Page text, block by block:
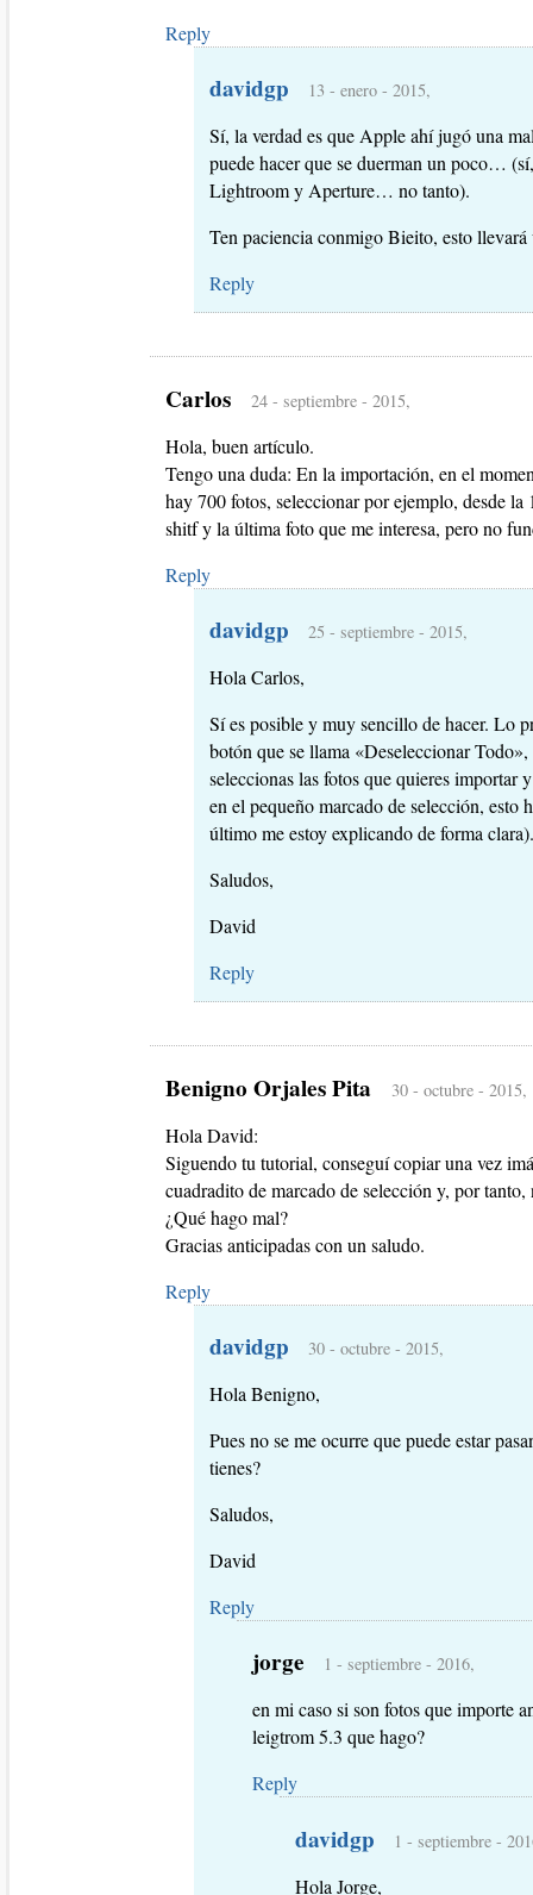
Reply
davidgp 13 - enero - 2015,
Sí, la verdad es que Apple ahí jugó una
puede hacer que se duerman un poco…
Lightroom y Aperture… no tanto).
Ten paciencia conmigo Bieito, esto
Reply
Carlos 24 - septiembre - 2015,
Hola, buen artículo.
Tengo una duda: En la importación, en el
hay 700 fotos, seleccionar por ejemplo, desde
shitf y la última foto que me interesa, pero no
Reply
davidgp 25 - septiembre - 2015,
Hola Carlos,
Sí es posible y muy sencillo de hacer. Lo
botón que se llama «Deseleccionar
seleccionas las fotos que quieres importar
en el pequeño marcado de selección, esto
último me estoy explicando de forma clara).
Saludos,
David
Reply
Benigno Orjales Pita 30 - octubre - 2015,
Hola David:
Siguendo tu tutorial, conseguí copiar una vez
cuadradito de marcado de selección y, por
¿Qué hago mal?
Gracias anticipadas con un saludo.
Reply
davidgp 30 - octubre - 2015,
Hola Benigno,
Pues no se me ocurre que puede estar
tienes?
Saludos,
David
Reply
jorge 1 - septiembre - 2016,
en mi caso si son fotos que importe
leigtrom 5.3 que hago?
Reply
davidgp 1 - septiembre -
Hola Jorge,